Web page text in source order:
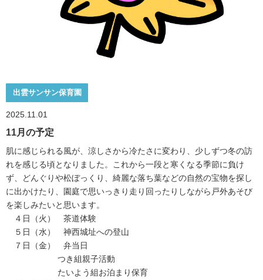
出雲サンサン保育園
2025.11.01
11月の予定
肌に感じられる風が、涼しさから冷たさに変わり、少しずつ冬の訪
れを感じる頃となりました。これから一段と寒くなる季節に負け
ず、どんぐりや松ぼっくり、綺麗な落ち葉などの自然の宝物を探し
に出かけたり、園庭で思いっきり走り回ったりしながら戸外あそび
を楽しみたいと思います。
４日（火） 茶道体験
５日（水） 神西城址への登山
７日（金） 弁当日
つき組親子活動
たいよう組お泊まり保育